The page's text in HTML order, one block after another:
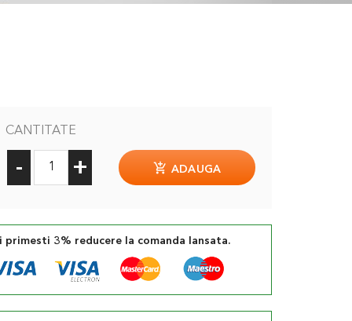
CANTITATE
- + ADAUGA
primesti 3% reducere la comanda lansata.